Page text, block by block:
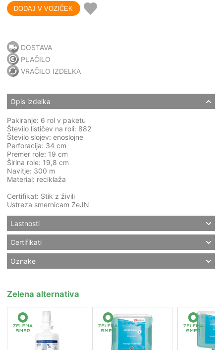
DOSTAVA
PLAČILO
VRAČILO IZDELKA
Opis izdelka
Pakiranje: 6 rol v paketu
Število lističev na roli: 882
Število slojev: enoslojne
Perforacija: 34 cm
Premer role: 19 cm
Širina role: 19,8 cm
Navitje: 300 m
Material: reciklaža
Certifikat: Stik z živili
Ustreza smernicam ZeJN
Lastnosti
Certifikati
Oznake
Zelena alternativa